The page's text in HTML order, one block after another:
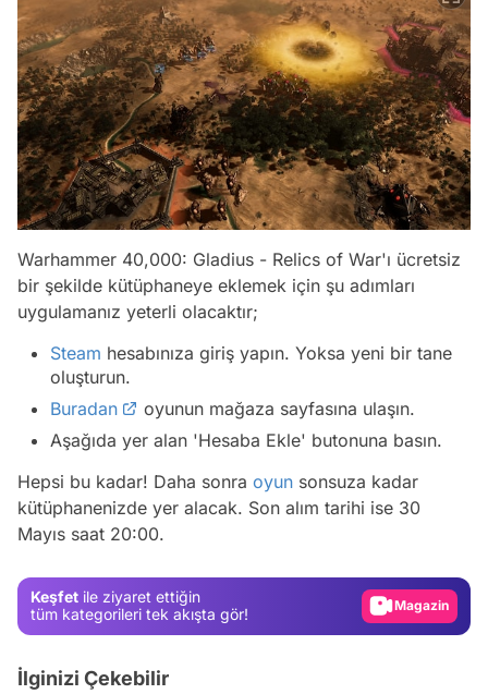
Warhammer 40,000: Gladius - Relics of War'ı ücretsiz
bir şekilde kütüphaneye eklemek için şu adımları
uygulamanız yeterli olacaktır;
Steam hesabınıza giriş yapın. Yoksa yeni bir tane
oluşturun.
Buradan
oyunun mağaza sayfasına ulaşın.
Aşağıda yer alan 'Hesaba Ekle' butonuna basın.
Hepsi bu kadar! Daha sonra oyun sonsuza kadar
kütüphanenizde yer alacak. Son alım tarihi ise 30
Mayıs saat 20:00.
Keşfet ile ziyaret ettiğin
tüm kategorileri tek akışta gör!
Magazin
İlginizi Çekebilir